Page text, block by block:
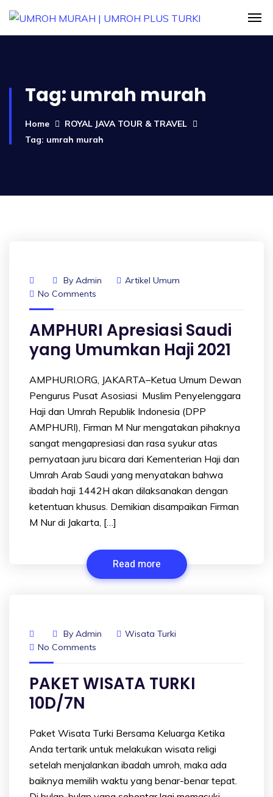
Tag: umrah murah
Home
ROYAL JAVA TOUR & TRAVEL
Tag: umrah murah
By Admin
Artikel Umum
No Comments
AMPHURI Apresiasi Saudi
yang Umumkan Haji 2021
AMPHURI.ORG, JAKARTA–Ketua Umum Dewan
Pengurus Pusat Asosiasi Muslim Penyelenggara
Haji dan Umrah Republik Indonesia (DPP
AMPHURI), Firman M Nur mengatakan pihaknya
sangat mengapresiasi dan rasa syukur atas
pernyataan juru bicara dari Kementerian Haji dan
Umrah Arab Saudi yang menyatakan bahwa
ibadah haji 1442H akan dilaksanakan dengan
ketentuan khusus. Demikian disampaikan Firman
M Nur di Jakarta, […]
Read more
By Admin
Wisata Turki
No Comments
PAKET WISATA TURKI
10D/7N
Paket Wisata Turki Bersama Keluarga Ketika
Anda tertarik untuk melakukan wisata religi
setelah menjalankan ibadah umroh, maka ada
baiknya memilih waktu yang benar-benar tepat.